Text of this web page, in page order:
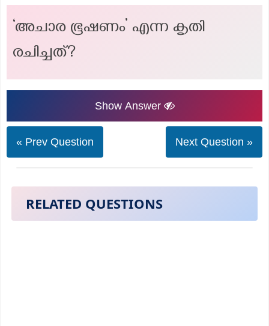
‘അചാര ഭൂഷണം’ എന്ന കൃതി
രചിച്ചത്?
Show Answer
« Prev Question Next Question »
RELATED QUESTIONS